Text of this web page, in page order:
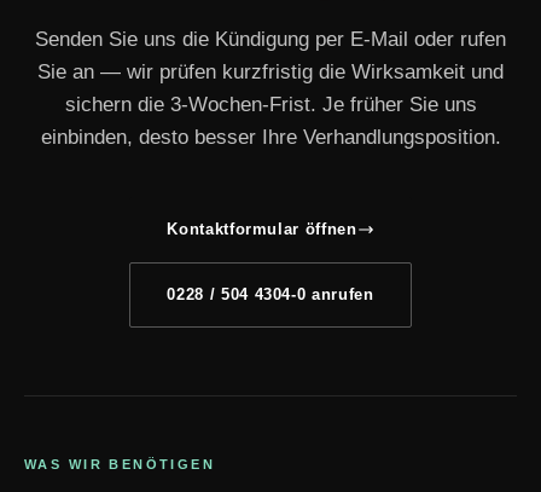
Senden Sie uns die Kündigung per E-Mail oder rufen
Sie an — wir prüfen kurzfristig die Wirksamkeit und
sichern die 3-Wochen-Frist. Je früher Sie uns
einbinden, desto besser Ihre Verhandlungsposition.
Kontaktformular öffnen
0228 / 504 4304-0 anrufen
WAS WIR BENÖTIGEN